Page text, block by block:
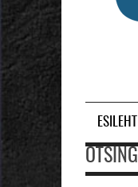
ESILEHT
OTSING